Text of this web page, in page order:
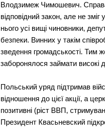
Влодзимеж Чимошевич.
відповідний закон, але не
нього усі вищі чиновники,
безпеки. Винних у такім
зведення громадськості. Тим
заборонялося займати високі
Польський уряд підтримав
відношення до цієї акції, а
позитивні (ріст ВВП,
Президент Квасьневский